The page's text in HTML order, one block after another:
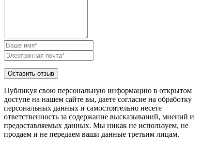
Публикуя свою персональную информацию в открытом
доступе на нашем сайте вы, даете согласие на обработку
персональных данных и самостоятельно несете
ответственность за содержание высказываний, мнений и
предоставляемых данных. Мы никак не используем, не
продаем и не передаем ваши данные третьим лицам.